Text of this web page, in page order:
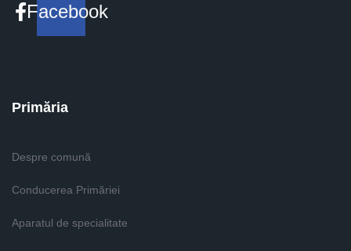
Facebook
Primăria
Despre comună
Conducerea Primăriei
Aparatul de specialitate